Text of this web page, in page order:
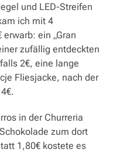
und LED-Streifen
ich mit 4
ein „Gran
zufällig entdeckten
2€, eine lange
Fliesjacke, nach der
in der Churreria
zum dort
1,80€ kostete es